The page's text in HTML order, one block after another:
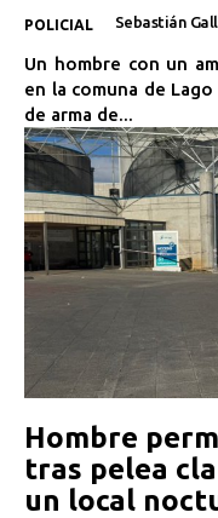
POLICIAL Sebastián
Un hombre con un
en la comuna de
de arma de...
Hombre
tras pelea
un local